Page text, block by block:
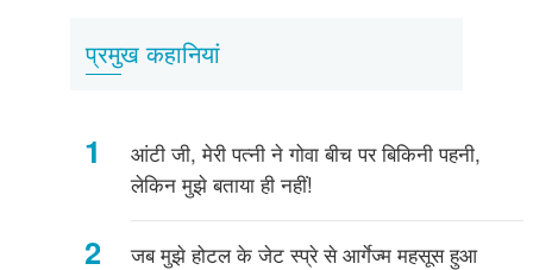
प्रमुख कहानियां
आंटी जी, मेरी पत्नी ने गोवा बीच पर बिकिनी पहनी,
लेकिन मुझे बताया ही नहीं!
जब मुझे होटल के जेट स्प्रे से आर्गेज्म महसूस हुआ